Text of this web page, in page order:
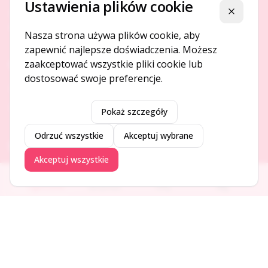
Platforma ogłoszeń i firm, która łączy ludzi i rozwija biznes
O NAS
DODAJ I PROMUJ
Dodaj ogłoszenie
Dodaj firmę
Ogłoszenia Aktualności Firmy Blog
Ustawienia plików cookie Zamknij
Nasza strona używa plików cookie, aby
zapewnić najlepsze doświadczenia. Możesz
zaakceptować wszystkie pliki cookie lub
dostosować swoje preferencje.
Pokaż szczegóły
Odrzuć wszystkie Akceptuj wybrane
Akceptuj wszystkie